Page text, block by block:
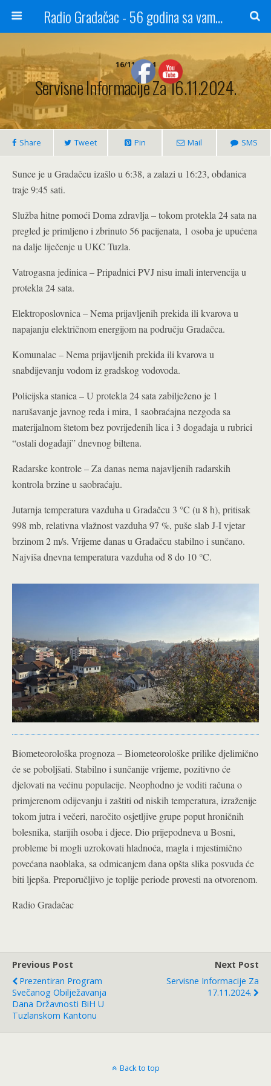
Radio Gradačac - 56 godina sa vama...
16/11/2024
Servisne Informacije Za 16.11.2024.
Share Tweet Pin Mail SMS
Sunce je u Gradačcu izašlo u 6:38, a zalazi u 16:23, obdanica
traje 9:45 sati.
Služba hitne pomoći Doma zdravlja – tokom protekla 24 sata na
pregled je primljeno i zbrinuto 56 pacijenata, 1 osoba je upućena
na dalje liječenje u UKC Tuzla.
Vatrogasna jedinica – Pripadnici PVJ nisu imali intervencija u
protekla 24 sata.
Elektroposlovnica – Nema prijavljenih prekida ili kvarova u
napajanju električnom energijom na području Gradačca.
Komunalac – Nema prijavljenih prekida ili kvarova u
snabdijevanju vodom iz gradskog vodovoda.
Policijska stanica – U protekla 24 sata zabilježeno je 1
narušavanje javnog reda i mira, 1 saobraćajna nezgoda sa
materijalnom štetom bez povrijeđenih lica i 3 događaja u rubrici
“ostali događaji” dnevnog biltena.
Radarske kontrole – Za danas nema najavljenih radarskih
kontrola brzine u saobraćaju.
Jutarnja temperatura vazduha u Gradačcu 3 °C (u 8 h), pritisak
998 mb, relativna vlažnost vazduha 97 %, puše slab J-I vjetar
brzinom 2 m/s. Vrijeme danas u Gradačcu stabilno i sunčano.
Najviša dnevna temperatura vazduha od 8 do 10 °C.
Biometeorološka prognoza – Biometeorološke prilike djelimično
će se poboljšati. Stabilno i sunčanije vrijeme, pozitivno će
djelovati na većinu populacije. Neophodno je voditi računa o
primjerenom odijevanju i zaštiti od niskih temperatura, izraženije
tokom jutra i večeri, naročito osjetljive grupe poput hroničnih
bolesnika, starijih osoba i djece. Dio prijepodneva u Bosni,
probleme bi mogli uzrokovati hladnoća, magla i mjestimično
povećana naoblaka, sa odmicanjem dana opšta slika posvuda će
biti ljepša. Preporučljivo je toplije periode provesti na otvorenom.
Radio Gradačac
Previous Post
Prezentiran Program
Svečanog Obilježavanja
Dana Državnosti BiH U
Tuzlanskom Kantonu
Next Post
Servisne Informacije Za
17.11.2024.
Back to top